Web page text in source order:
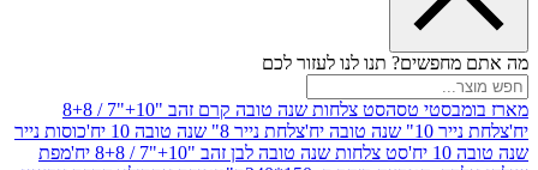
תנו לנו לעזור לכם
טסה
סט צלחות שנה טובה קרם זהב "10+"7 / 8+8
יח'
צלחת נייר 8" שנה טובה 10 יח'
כוסות נייר
סט צלחות שנה טובה לבן זהב "10+"7 / 8+8 יח'
מפת